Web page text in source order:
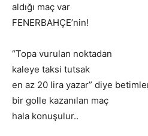
aldığı maç var
FENERBAHÇE’nin!
“Topa vurulan noktadan
kaleye taksi tutsak
en az 20 lira yazar” diye
bir golle kazanılan maç
hala konuşulur..